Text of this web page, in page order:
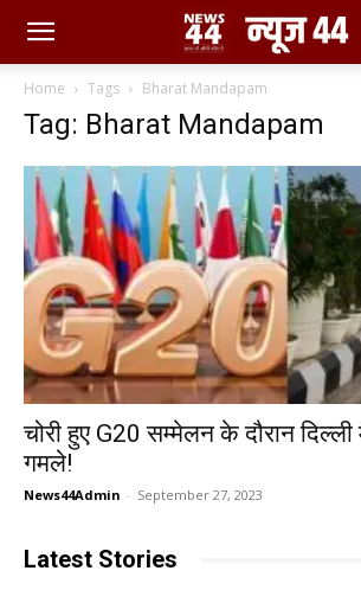
Home Tags Bharat Mandapam
Tag: Bharat Mandapam
चोरी हुए G20 सम्मेलन के दौरान
गमले!
News44Admin - September 27, 2023
Latest Stories